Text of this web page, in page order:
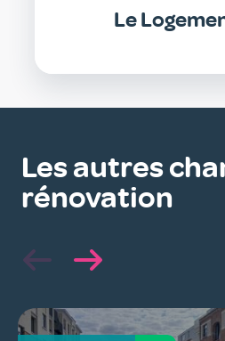
Le
Les autres
rénovation